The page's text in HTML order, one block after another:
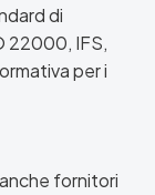
di
22000, IFS,
per i
fornitori